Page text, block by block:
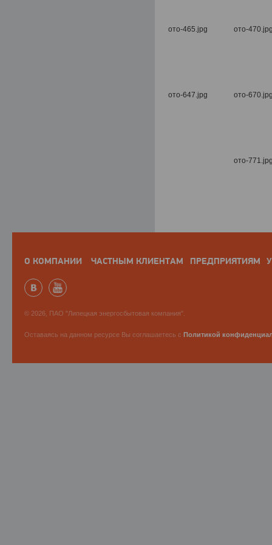
О КОМПАНИИ ЧАСТНЫМ КЛИЕНТАМ ПРЕДПРИЯТИЯМ
© 2026, ПАО "Липецкая энергосбытовая компания".
Оставаясь на данном ресурсе Вы соглашаетесь с Политикой